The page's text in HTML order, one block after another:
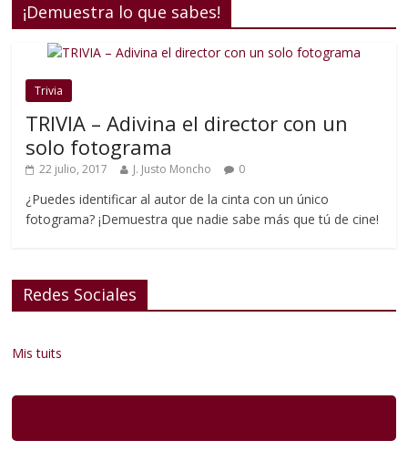
¡Demuestra lo que sabes!
Trivia
TRIVIA – Adivina el director con un
solo fotograma
22 julio, 2017 J. Justo Moncho 0
¿Puedes identificar al autor de la cinta con un único
fotograma? ¡Demuestra que nadie sabe más que tú de cine!
Redes Sociales
Mis tuits